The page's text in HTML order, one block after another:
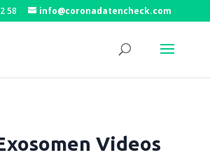
58 info@coronadatencheck.com
Videos